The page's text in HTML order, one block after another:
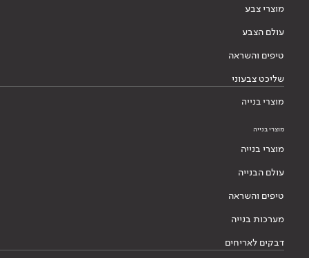
מוצרי צבע
עולם הצבע
טיפים והשראה
שליכט צבעוני
מוצרי בנייה
מוצרי בנייה
מוצרי בנייה
עולם הבנייה
טיפים והשראה
מערכות בנייה
דבקים לאריחים